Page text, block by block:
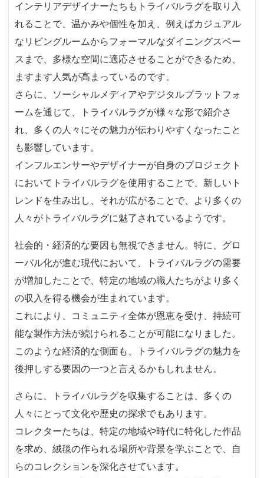
インテリアデザイナーたちもトライバルラグを取り入
れることで、温かみや個性を加え、例えばカジュアル
なリビングルームからフォーマルなダイニングスペー
スまで、多様な空間に適応させることができるため、
ますます人気が高まっているのです。
さらに、ソーシャルメディアやデジタルプラットフォ
ームを通じて、トライバルラグが様々な形で紹介さ
れ、多くの人々にその魅力が伝わりやすくなったこと
も影響しています。
インフルエンサーやデザイナーが自身のプロジェクト
においてトライバルラグを使用することで、新しいト
レンドを生み出し、それが広がることで、より多くの
人々がトライバルラグに魅了されているようです。
社会的・経済的な要因も無視できません。特に、グロ
ーバル化が進む現代において、トライバルラグの需要
が増加したことで、特定の地域の職人たちがより多く
の収入を得る機会が生まれています。
これにより、コミュニティ全体が恩恵を受け、持続可
能な製作方法が続けられることが可能になりました。
このような経済的な側面も、トライバルラグの魅力を
後押しする要因の一つと言えるかもしれません。
さらに、トライバルラグを収集することは、多くの
人々にとって文化や歴史の探求でもあります。
コレクターたちは、特定の地域や時代に特化した作品
を求め、絨毯の作られる場所や背景を学ぶことで、自
らのコレクションを深化させています。